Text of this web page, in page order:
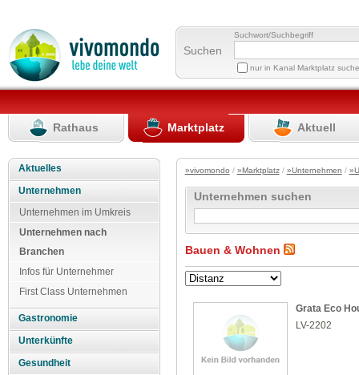
Suchen
Suchwort/Suchbegriff
nur in Kanal Marktplatz
Rathaus Marktplatz Aktuell
Aktuelles
Unternehmen
Unternehmen im Umkreis
Unternehmen nach
Branchen
Infos für Unternehmer
First Class Unternehmen
Gastronomie
Unterkünfte
Gesundheit
»vivomondo / »Marktplatz/ »Unternehmen /
Unternehmen suchen
Bauen & Wohnen
Grata Eco
LV-2202